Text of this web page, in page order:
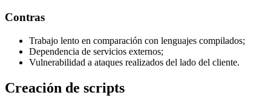
Contras
Trabajo lento en comparación con lenguajes compilados;
Dependencia de servicios externos;
Vulnerabilidad a ataques realizados del lado del cliente.
Creación de scripts